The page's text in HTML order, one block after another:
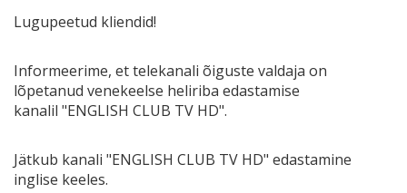
Lugupeetud kliendid!
Informeerime, et telekanali õiguste valdaja on
lõpetanud venekeelse heliriba edastamise
kanalil "ENGLISH CLUB TV HD".
Jätkub kanali "ENGLISH CLUB TV HD" edastamine
inglise keeles.